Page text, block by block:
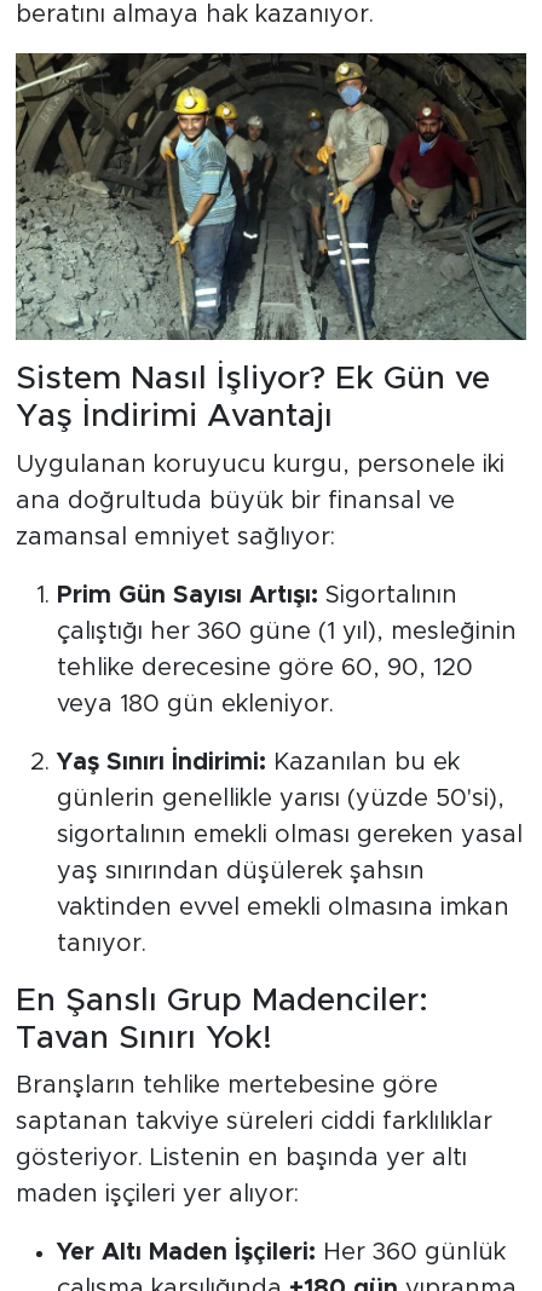
beratını almaya hak kazanıyor.
Sistem Nasıl İşliyor? Ek Gün ve
Yaş İndirimi Avantajı
Uygulanan koruyucu kurgu, personele iki
ana doğrultuda büyük bir finansal ve
zamansal emniyet sağlıyor:
Prim Gün Sayısı Artışı: Sigortalının
çalıştığı her 360 güne (1 yıl), mesleğinin
tehlike derecesine göre 60, 90, 120
veya 180 gün ekleniyor.
Yaş Sınırı İndirimi: Kazanılan bu ek
günlerin genellikle yarısı (yüzde 50'si),
sigortalının emekli olması gereken yasal
yaş sınırından düşülerek şahsın
vaktinden evvel emekli olmasına imkan
tanıyor.
En Şanslı Grup Madenciler:
Tavan Sınırı Yok!
Branşların tehlike mertebesine göre
saptanan takviye süreleri ciddi farklılıklar
gösteriyor. Listenin en başında yer altı
maden işçileri yer alıyor:
Yer Altı Maden İşçileri: Her 360 günlük